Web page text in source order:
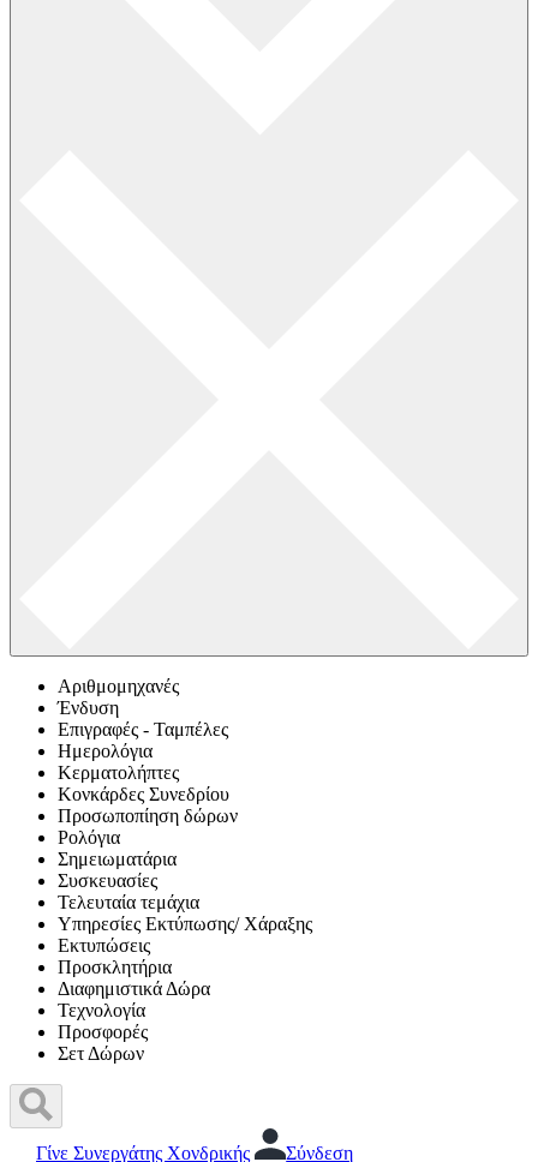
Αριθμομηχανές
Ένδυση
Επιγραφές - Ταμπέλες
Ημερολόγια
Κερματολήπτες
Κονκάρδες Συνεδρίου
Προσωποπίηση δώρων
Ρολόγια
Σημειωματάρια
Συσκευασίες
Τελευταία τεμάχια
Υπηρεσίες Εκτύπωσης/ Χάραξης
Εκτυπώσεις
Προσκλητήρια
Διαφημιστικά Δώρα
Τεχνολογία
Προσφορές
Σετ Δώρων
Γίνε Συνεργάτης Χονδρικής Σύνδεση